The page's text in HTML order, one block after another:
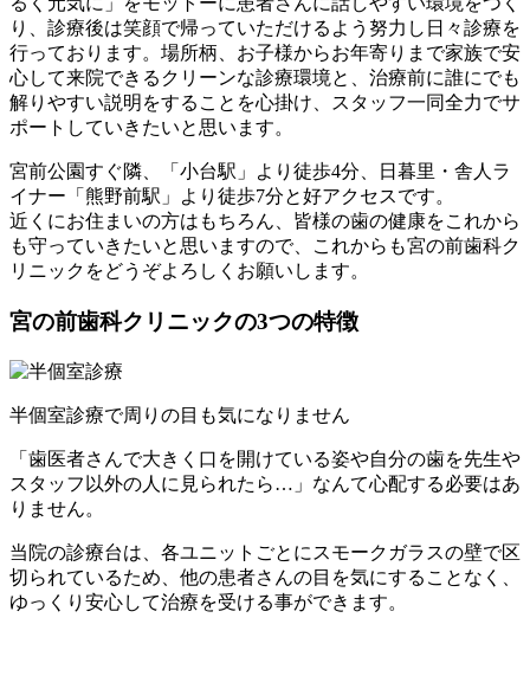
り、診療後は笑顔で帰っていただけるよう努力し日々診療を
行っております。場所柄、お子様からお年寄りまで家族で安
心して来院できるクリーンな診療環境と、治療前に誰にでも
解りやすい説明をすることを心掛け、スタッフ一同全力でサ
ポートしていきたいと思います。
宮前公園すぐ隣、「小台駅」より徒歩4分、日暮里・舎人ラ
イナー「熊野前駅」より徒歩7分と好アクセスです。
近くにお住まいの方はもちろん、皆様の歯の健康をこれから
も守っていきたいと思いますので、これからも宮の前歯科ク
リニックをどうぞよろしくお願いします。
宮の前歯科クリニックの3つの特徴
半個室診療で周りの目も気になりません
「歯医者さんで大きく口を開けている姿や自分の歯を先生や
スタッフ以外の人に見られたら…」なんて心配する必要はあ
りません。
当院の診療台は、各ユニットごとにスモークガラスの壁で区
切られているため、他の患者さんの目を気にすることなく、
ゆっくり安心して治療を受ける事ができます。